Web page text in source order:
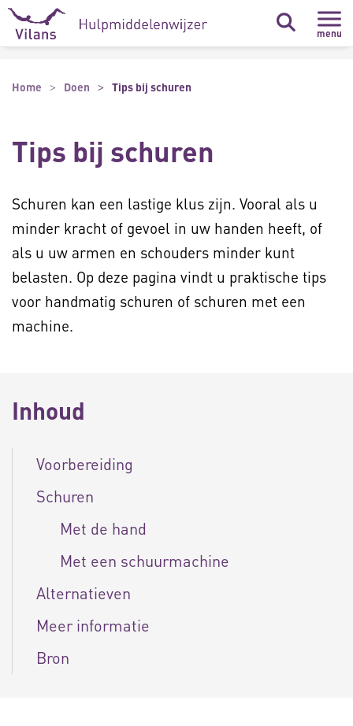
Naar hoofdinhoud
Naar footer
menu
Home Doen Tips bij schuren
Tips bij schuren
Schuren kan een lastige klus zijn. Vooral als u
minder kracht of gevoel in uw handen heeft, of
als u uw armen en schouders minder kunt
belasten. Op deze pagina vindt u praktische tips
voor handmatig schuren of schuren met een
machine.
Inhoud
Voorbereiding
Schuren
Met de hand
Met een schuurmachine
Alternatieven
Meer informatie
Bron